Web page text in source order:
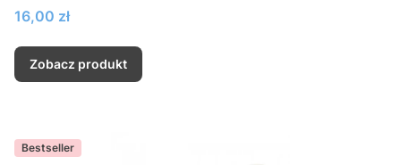
Cena
16,00 zł
Zobacz produkt
Bestseller